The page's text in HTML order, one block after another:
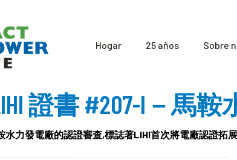
Hogar 25 años Sobre
證書 #207-I－馬
水力發電廠的認證審查,標誌著LIHI首次將電廠認證拓